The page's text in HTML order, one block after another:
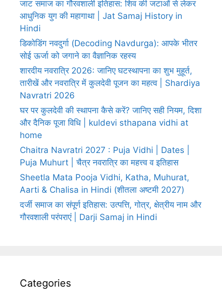
जाट समाज का गौरवशाली इतिहास: शिव की जटाओं से लेकर
आधुनिक युग की महागाथा | Jat Samaj History in
Hindi
डिकोडिंग नवदुर्गा (Decoding Navdurga): आपके भीतर
सोई ऊर्जा को जगाने का वैज्ञानिक रहस्य
शारदीय नवरात्रि 2026: जानिए घटस्थापना का शुभ मुहूर्त,
तारीखें और नवरात्रि में कुलदेवी पूजन का महत्व | Shardiya
Navratri 2026
घर पर कुलदेवी की स्थापना कैसे करें? जानिए सही नियम, दिशा
और दैनिक पूजा विधि | kuldevi sthapana vidhi at
home
Chaitra Navratri 2027 : Puja Vidhi | Dates |
Puja Muhurt | चैत्र नवरात्रि का महत्त्व व इतिहास
Sheetla Mata Pooja Vidhi, Katha, Muhurat,
Aarti & Chalisa in Hindi (शीतला अष्टमी 2027)
दर्जी समाज का संपूर्ण इतिहास: उत्पत्ति, गोत्र, क्षेत्रीय नाम और
गौरवशाली परंपराएं | Darji Samaj in Hindi
Categories